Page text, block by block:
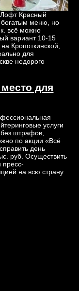
Красный
богатым меню, но
к. всё можно
вариант 10-15
Кропоткинской,
для
недорого
для
услуги
штрафов,
по акции «Всё
день
руб. Осуществить
пресс-
на всю страну